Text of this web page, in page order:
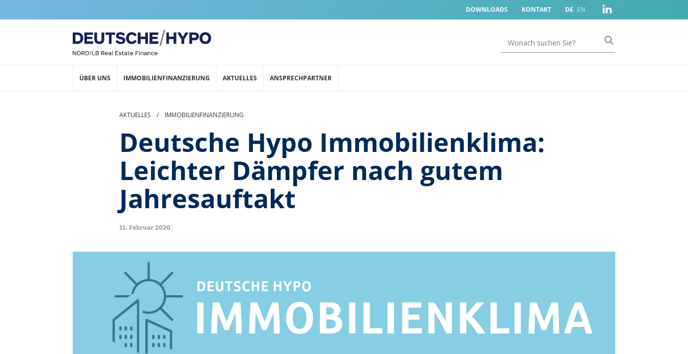
DOWNLOADS KONTAKT DE EN
ÜBER UNS IMMOBILIENFINANZIERUNG AKTUELLES ANSPRECHPARTNER
AKTUELLES / IMMOBILIENFINANZIERUNG
Deutsche Hypo Immobilienklima:
Leichter Dämpfer nach gutem
Jahresauftakt
11. Februar 2020